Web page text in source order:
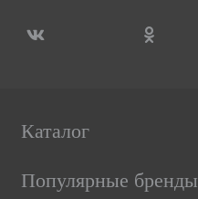
Каталог
Популярные бренды